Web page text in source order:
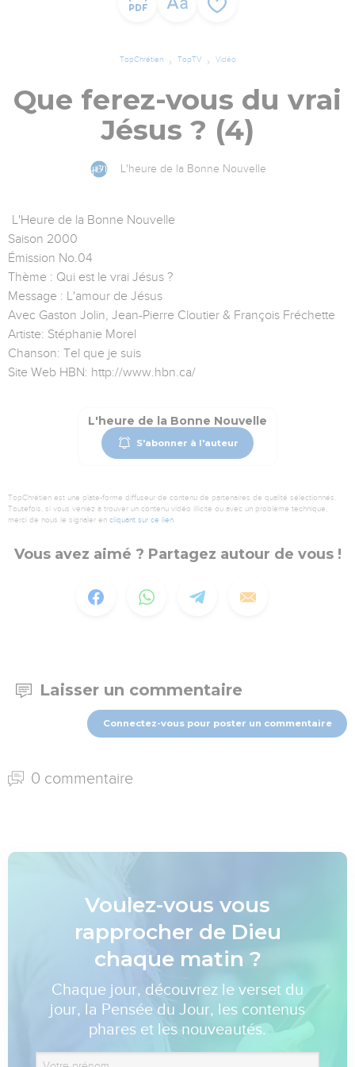
TopChrétien TopTV Vidéo
Que ferez-vous du vrai
Jésus ? (4)
L'heure de la Bonne Nouvelle
L'Heure de la Bonne Nouvelle
Saison 2000
Émission No.04
Thème : Qui est le vrai Jésus ?
Message : L'amour de Jésus
Avec Gaston Jolin, Jean-Pierre Cloutier & François Fréchette
Artiste: Stéphanie Morel
Chanson: Tel que je suis
Site Web HBN: http://www.hbn.ca/
L'heure de la Bonne Nouvelle
S'abonner à l'auteur
TopChrétien est une plate-forme diffuseur de contenu de partenaires de qualité sélectionnés.
Toutefois, si vous veniez à trouver un contenu vidéo illicite ou avec un problème technique,
merci de nous le signaler en cliquant sur ce lien.
Vous avez aimé ? Partagez autour de vous !
Laisser un commentaire
Connectez-vous pour poster un commentaire
0 commentaire
Voulez-vous vous
rapprocher de Dieu
chaque matin ?
Chaque jour, découvrez le verset du
jour, la Pensée du Jour, les contenus
phares et les nouveautés.